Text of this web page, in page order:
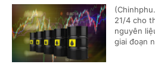
21/4 cho
nguyên
giai đoạn